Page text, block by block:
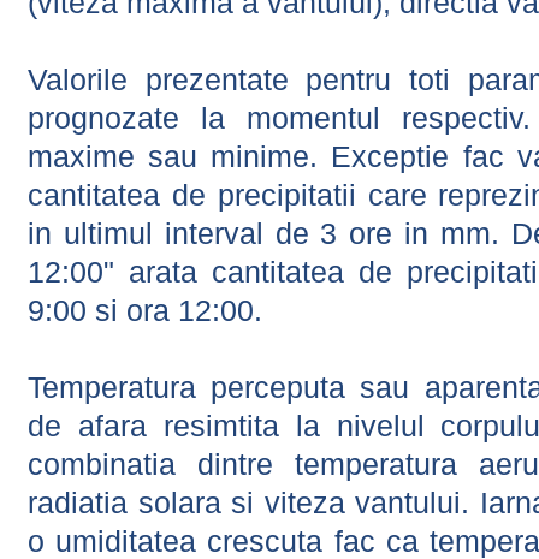
Valorile prezentate pentru toti
prognozate la momentul
maxime sau minime. Exceptie fac
cantitatea de precipitatii care
in ultimul interval de 3 ore in mm.
12:00" arata cantitatea de
9:00 si ora 12:00.
Temperatura perceputa sau
de afara resimtita la nivelul
combinatia dintre temperatura
radiatia solara si viteza vantului.
o umiditatea crescuta fac ca